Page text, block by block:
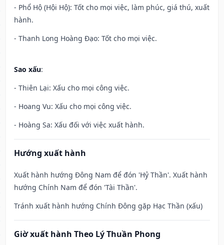
- Phổ Hộ (Hội Hộ): Tốt cho mọi việc, làm phúc, giá thú, xuất
hành.
- Thanh Long Hoàng Đạo: Tốt cho mọi việc.
Sao xấu:
- Thiên Lại: Xấu cho mọi công việc.
- Hoang Vu: Xấu cho mọi công việc.
- Hoàng Sa: Xấu đối với việc xuất hành.
Hướng xuất hành
Xuất hành hướng Đông Nam để đón 'Hỷ Thần'. Xuất hành
hướng Chính Nam để đón 'Tài Thần'.
Tránh xuất hành hướng Chính Đông gặp Hạc Thần (xấu)
Giờ xuất hành Theo Lý Thuần Phong